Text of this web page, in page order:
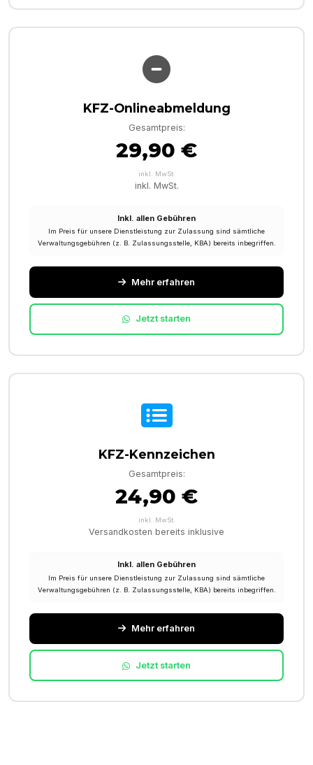
KFZ-Onlineabmeldung
Gesamtpreis:
29,90 €
inkl. MwSt.
inkl. MwSt.
Inkl. allen Gebühren
Im Preis für unsere Dienstleistung zur Zulassung sind sämtliche
Verwaltungsgebühren (z. B. Zulassungsstelle, KBA) bereits inbegriffen.
Mehr erfahren
Jetzt starten
KFZ-Kennzeichen
Gesamtpreis:
24,90 €
inkl. MwSt.
Versandkosten bereits inklusive
Inkl. allen Gebühren
Im Preis für unsere Dienstleistung zur Zulassung sind sämtliche
Verwaltungsgebühren (z. B. Zulassungsstelle, KBA) bereits inbegriffen.
Mehr erfahren
Jetzt starten